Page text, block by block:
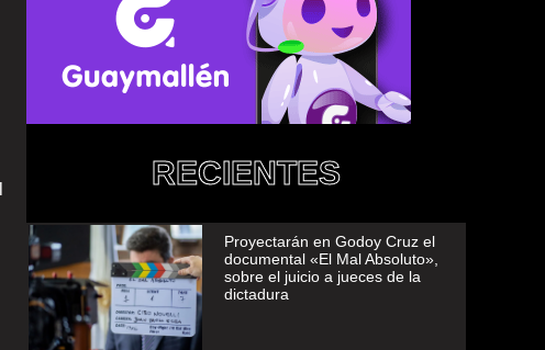
RECIENTES
Proyectarán en Godoy Cruz el
documental «El Mal Absoluto»,
sobre el juicio a jueces de la
dictadura